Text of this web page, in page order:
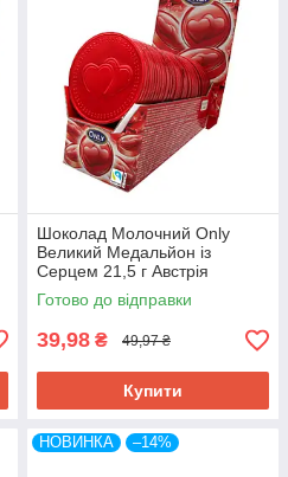
Шоколад Молочний Only
Великий Медальйон із
Серцем 21,5 г Австрія
Готово до відправки
39,98 ₴ 49,97 ₴
Купити
НОВИНКА –14%